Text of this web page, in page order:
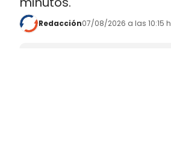
Redacción07/08/2026 a las 10:15 h